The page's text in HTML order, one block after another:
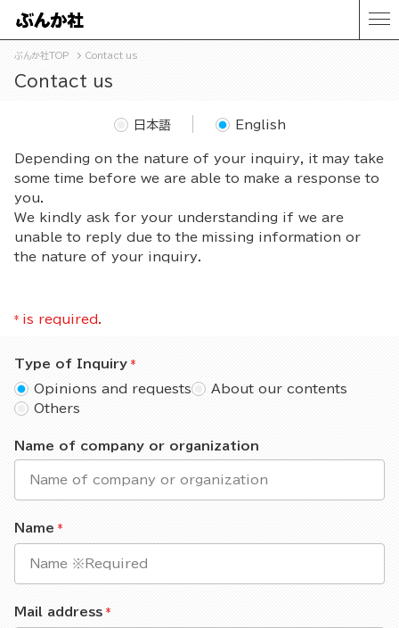
ぶんか社TOP Contact us
Contact us
Depending on the nature of your inquiry, it may take
some time before we are able to make a response to
you.
We kindly ask for your understanding if we are
unable to reply due to the missing information or
the nature of your inquiry.
日本語 English
* is required.
Type of Inquiry
Opinions and requests
About our contents
Others
Name of company or organization
Name
Mail address